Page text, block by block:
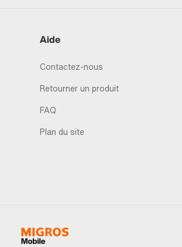
Aide
Contactez-nous
Retourner un produit
FAQ
Plan du site